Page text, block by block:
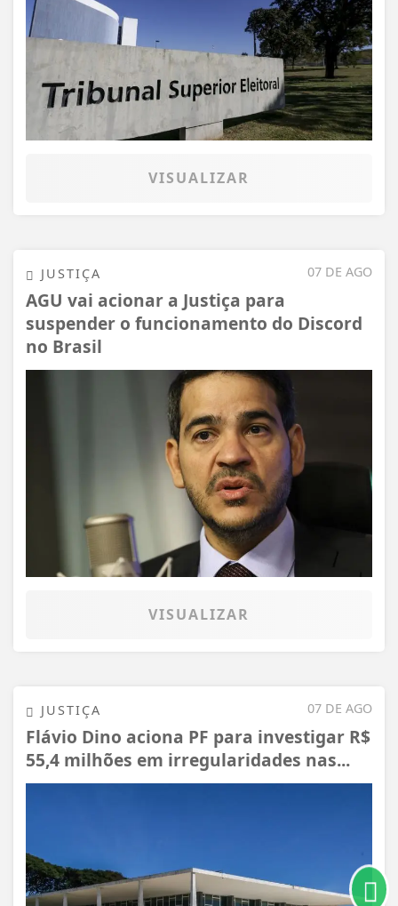
VISUALIZAR
07 DE AGO
JUSTIÇA
AGU vai acionar a Justiça para
suspender o funcionamento do Discord
no Brasil
VISUALIZAR
07 DE AGO
JUSTIÇA
Flávio Dino aciona PF para investigar R$
55,4 milhões em irregularidades nas...
Termos de Uso e Privacidade
de Uso e Privacidade.
PARA MAIS INFORMAÇÕES,ACESSE NOSSOS TERMOS
CLICANDO AQUI